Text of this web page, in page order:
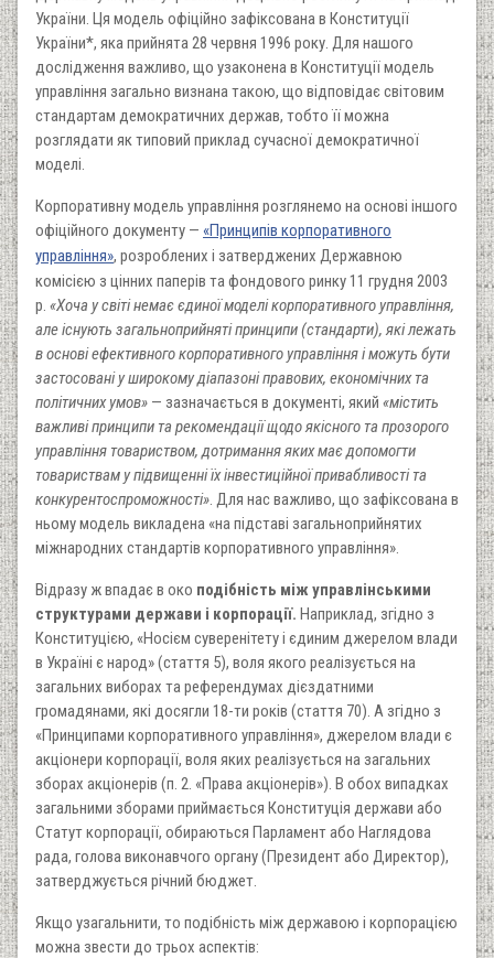
України. Ця модель офіційно зафіксована в Конституції
України*, яка прийнята 28 червня 1996 року. Для нашого
дослідження важливо, що узаконена в Конституції модель
управління загально визнана такою, що відповідає світовим
стандартам демократичних держав, тобто її можна
розглядати як типовий приклад сучасної демократичної
моделі.
Корпоративну модель управління розглянемо на основі іншого
офіційного документу — «Принципів корпоративного
управління», розроблених і затверджених Державною
комісією з цінних паперів та фондового ринку 11 грудня 2003
р. «Хоча у світі немає єдиної моделі корпоративного управління,
але існують загальноприйняті принципи (стандарти), які лежать
в основі ефективного корпоративного управління і можуть бути
застосовані у широкому діапазоні правових, економічних та
політичних умов» — зазначається в документі, який «містить
важливі принципи та рекомендації щодо якісного та прозорого
управління товариством, дотримання яких має допомогти
товариствам у підвищенні їх інвестиційної привабливості та
конкурентоспроможності». Для нас важливо, що зафіксована в
ньому модель викладена «на підставі загальноприйнятих
міжнародних стандартів корпоративного управління».
Відразу ж впадає в око подібність між управлінськими
структурами держави і корпорації. Наприклад, згідно з
Конституцією, «Носієм суверенітету і єдиним джерелом влади
в Україні є народ» (стаття 5), воля якого реалізується на
загальних виборах та референдумах дієздатними
громадянами, які досягли 18-ти років (стаття 70). А згідно з
«Принципами корпоративного управління», джерелом влади є
акціонери корпорації, воля яких реалізується на загальних
зборах акціонерів (п. 2. «Права акціонерів»). В обох випадках
загальними зборами приймається Конституція держави або
Статут корпорації, обираються Парламент або Наглядова
рада, голова виконавчого органу (Президент або Директор),
затверджується річний бюджет.
Якщо узагальнити, то подібність між державою і корпорацією
можна звести до трьох аспектів: